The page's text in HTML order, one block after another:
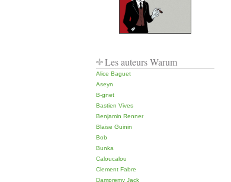
Les auteurs Warum
Alice Baguet
Aseyn
B-gnet
Bastien Vives
Benjamin Renner
Blaise Guinin
Bob
Bunka
Caloucalou
Clement Fabre
Dampremy Jack